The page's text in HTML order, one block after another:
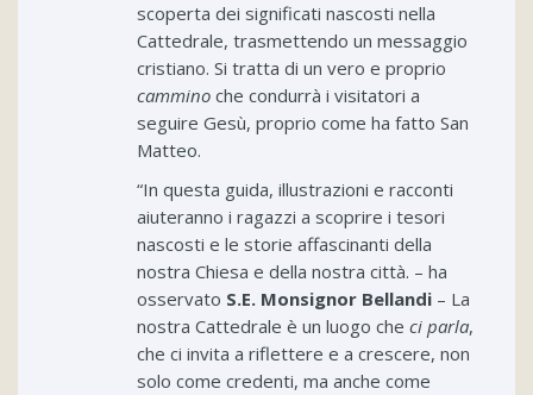
scoperta dei significati nascosti nella
Cattedrale, trasmettendo un messaggio
cristiano. Si tratta di un vero e proprio
cammino che condurrà i visitatori a
seguire Gesù, proprio come ha fatto San
Matteo.
“In questa guida, illustrazioni e racconti
aiuteranno i ragazzi a scoprire i tesori
nascosti e le storie affascinanti della
nostra Chiesa e della nostra città. – ha
osservato S.E. Monsignor Bellandi – La
nostra Cattedrale è un luogo che ci parla,
che ci invita a riflettere e a crescere, non
solo come credenti, ma anche come